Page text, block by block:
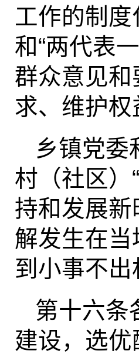
工作的制
和“两代表
群众意见
求、维护
乡镇党委
村（社区）
持和发展新
解发生在
到小事不
第十六条
建设，选